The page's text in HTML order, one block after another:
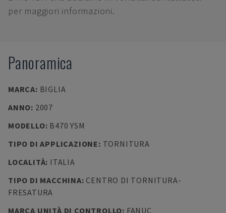
per maggiori informazioni.
Panoramica
MARCA: BIGLIA
ANNO: 2007
MODELLO: B470 YSM
TIPO DI APPLICAZIONE: TORNITURA
LOCALITÀ: ITALIA
TIPO DI MACCHINA: CENTRO DI TORNITURA-
FRESATURA
MARCA UNITÀ DI CONTROLLO: FANUC